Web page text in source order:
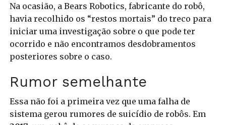
Na ocasião, a Bears Robotics, fabricante do robô,
havia recolhido os “restos mortais” do treco para
iniciar uma investigação sobre o que pode ter
ocorrido e não encontramos desdobramentos
posteriores sobre o caso.
Rumor semelhante
Essa não foi a primeira vez que uma falha de
sistema gerou rumores de suicídio de robôs. Em